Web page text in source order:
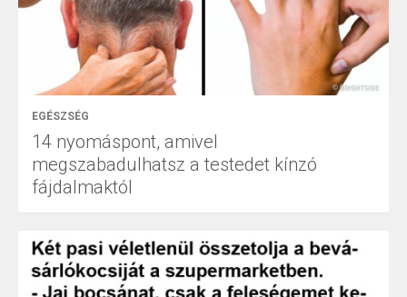
EGÉSZSÉG
14 nyomáspont, amivel
megszabadulhatsz a testedet kínzó
fájdalmaktól